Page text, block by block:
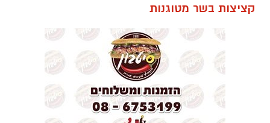
קציצות בשר מטוגנות